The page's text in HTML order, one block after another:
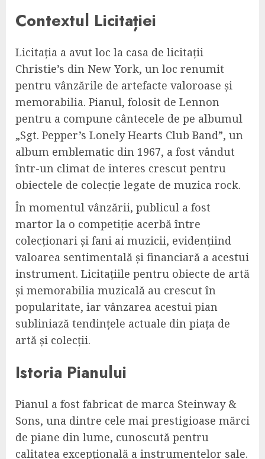
Contextul Licitației
Licitația a avut loc la casa de licitații
Christie’s din New York, un loc renumit
pentru vânzările de artefacte valoroase și
memorabilia. Pianul, folosit de Lennon
pentru a compune cântecele de pe albumul
„Sgt. Pepper’s Lonely Hearts Club Band”, un
album emblematic din 1967, a fost vândut
într-un climat de interes crescut pentru
obiectele de colecție legate de muzica rock.
În momentul vânzării, publicul a fost
martor la o competiție acerbă între
colecționari și fani ai muzicii, evidențiind
valoarea sentimentală și financiară a acestui
instrument. Licitațiile pentru obiecte de artă
și memorabilia muzicală au crescut în
popularitate, iar vânzarea acestui pian
subliniază tendințele actuale din piața de
artă și colecții.
Istoria Pianului
Pianul a fost fabricat de marca Steinway &
Sons, una dintre cele mai prestigioase mărci
de piane din lume, cunoscută pentru
calitatea excepțională a instrumentelor sale.